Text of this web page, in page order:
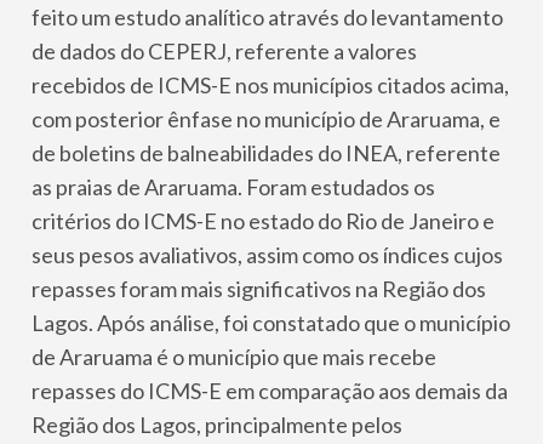
feito um estudo analítico através do levantamento
de dados do CEPERJ, referente a valores
recebidos de ICMS-E nos municípios citados acima,
com posterior ênfase no município de Araruama, e
de boletins de balneabilidades do INEA, referente
as praias de Araruama. Foram estudados os
critérios do ICMS-E no estado do Rio de Janeiro e
seus pesos avaliativos, assim como os índices cujos
repasses foram mais significativos na Região dos
Lagos. Após análise, foi constatado que o município
de Araruama é o município que mais recebe
repasses do ICMS-E em comparação aos demais da
Região dos Lagos, principalmente pelos